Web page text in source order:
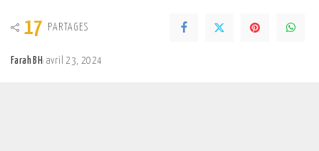
17 PARTAGES
Farah BH avril 23, 2024